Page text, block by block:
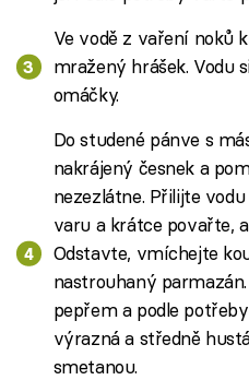
Ve vodě z vaření noků
mražený hrášek. Vodu
omáčky.
Do studené pánve s
nakrájený česnek a
nezezlátne. Přilijte
varu a krátce povařte,
Odstavte, vmíchejte
nastrouhaný
pepřem a podle
výrazná a středně
smetanou.